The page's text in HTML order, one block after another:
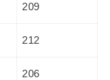
209
212
206